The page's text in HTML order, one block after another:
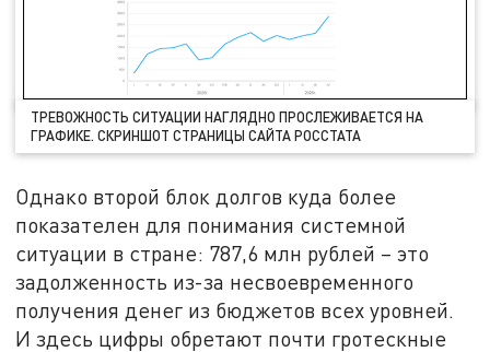
ТРЕВОЖНОСТЬ СИТУАЦИИ НАГЛЯДНО ПРОСЛЕЖИВАЕТСЯ НА
ГРАФИКЕ. СКРИНШОТ СТРАНИЦЫ САЙТА РОССТАТА
Однако второй блок долгов куда более
показателен для понимания системной
ситуации в стране: 787,6 млн рублей – это
задолженность из-за несвоевременного
получения денег из бюджетов всех уровней.
И здесь цифры обретают почти гротескные